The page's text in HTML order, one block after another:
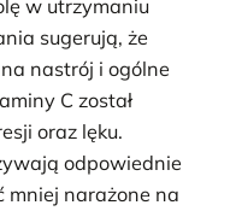
w utrzymaniu
sugerują, że
nastrój i ogólne
C został
oraz lęku.
odpowiednie
mniej narażone na